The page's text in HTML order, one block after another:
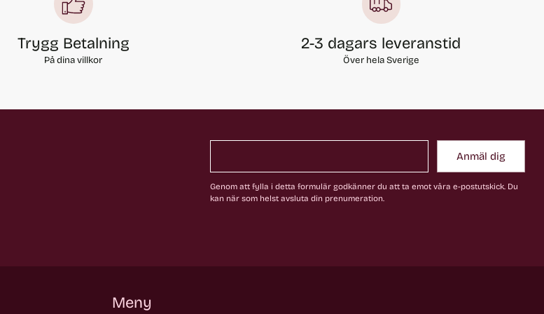
Trygg Betalning
På dina villkor
2-3 dagars leveranstid
Över hela Sverige
Anmäl dig
Genom att fylla i detta formulär godkänner du att ta emot våra e-postutskick. Du
kan när som helst avsluta din prenumeration.
Meny